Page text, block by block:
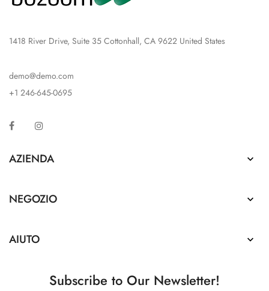
1418 River Drive, Suite 35 Cottonhall, CA 9622 United States
demo@demo.com
+1 246-645-0695
Facebook
AZIENDA 
NEGOZIO 
AIUTO 
Subscribe to Our Newsletter!